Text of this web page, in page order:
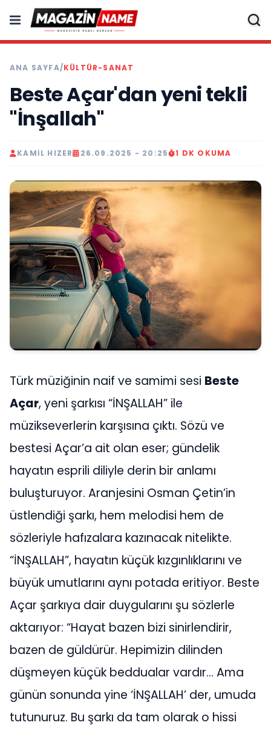
ANA SAYFA/KÜLTÜR-SANAT
Beste Açar'dan yeni tekli
"İnşallah"
KAMIL HIZER 26.09.2025 - 20:25 1 DK OKUMA
Türk müziğinin naif ve samimi sesi Beste
Açar, yeni şarkısı “İNŞALLAH” ile
müzikseverlerin karşısına çıktı. Sözü ve
bestesi Açar’a ait olan eser; gündelik
hayatın esprili diliyle derin bir anlamı
buluşturuyor. Aranjesini Osman Çetin’in
üstlendiği şarkı, hem melodisi hem de
sözleriyle hafızalara kazınacak nitelikte.
“İNŞALLAH”, hayatın küçük kızgınlıklarını ve
büyük umutlarını aynı potada eritiyor. Beste
Açar şarkıya dair duygularını şu sözlerle
aktarıyor: “Hayat bazen bizi sinirlendirir,
bazen de güldürür. Hepimizin dilinden
düşmeyen küçük beddualar vardır… Ama
günün sonunda yine ‘İNŞALLAH’ der, umuda
tutunuruz. Bu şarkı da tam olarak o hissi